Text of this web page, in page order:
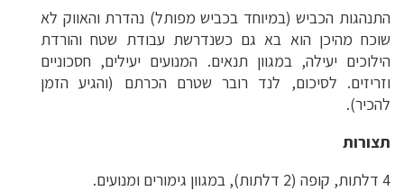
התנהגות הכביש (במיוחד בכביש מפותל) נהדרת והאווק לא
שוכח מהיכן הוא בא גם כשנדרשת עבודת שטח והורדת
הילוכים יעילה, במגוון תנאים. המנועים יעילים, חסכוניים
וזריזים. לסיכום, לנד רובר שטרם הכרתם (והגיע הזמן
להכיר).
תצורות
4 דלתות, קופה (2 דלתות), במגוון גימורים ומנועים.